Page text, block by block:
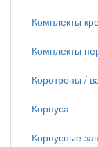
Комплекты
Комплекты
Коротроны /
Корпуса
Корпусные